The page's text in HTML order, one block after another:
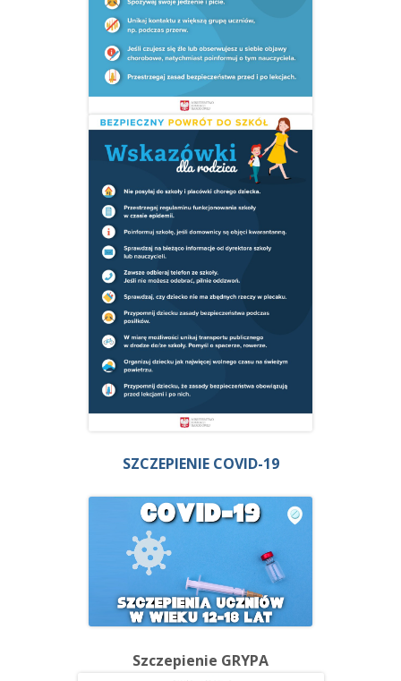
SZCZEPIENIE COVID-19
Szczepienie GRYPA